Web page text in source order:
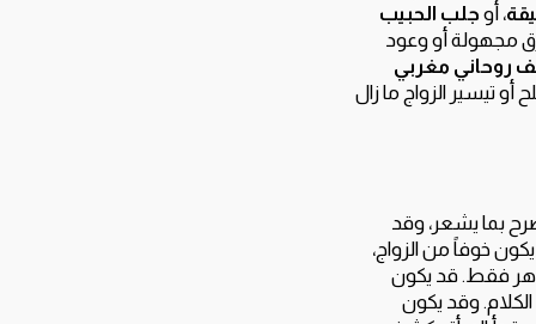
، أو جلب الحبيب
مجهولة أو وعود
روحاني مغربي
تيسير الزواج ما زال
بما يشعر، وقد
خوفاً من الزواج،
فقط. قد يكون
وقد يكون